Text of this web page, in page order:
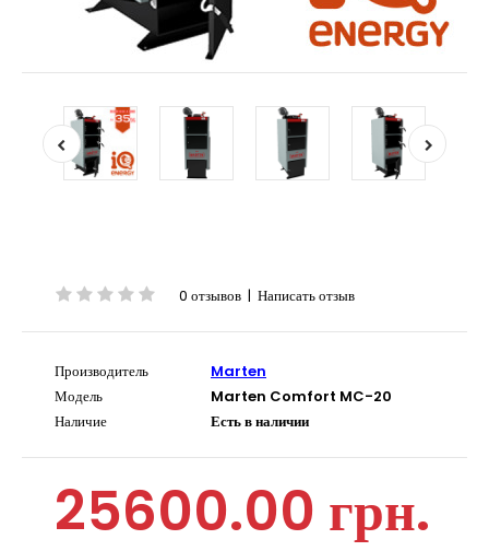
0 отзывов | Написать отзыв
Производитель
Marten
Модель
Marten Comfort MC-20
Наличие
Есть в наличии
25600.00 грн.